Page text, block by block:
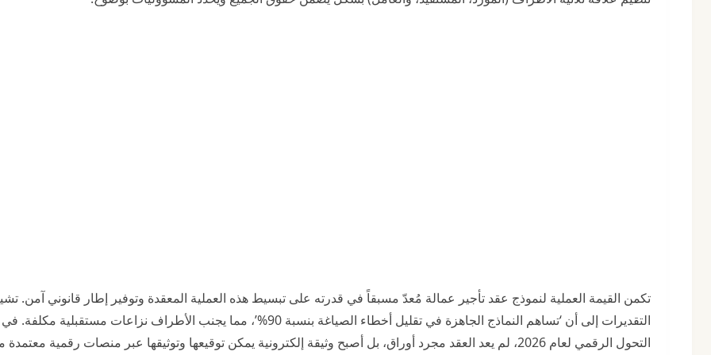
تكمن القيمة العملية لنموذج عقد تأجير عمالة مُعدّ مسبقاً في قدرته على تبسيط هذه العملية المعقدة وتوفير إطار قانوني آمن.
التقديرات إلى أن ‘تساهم النماذج الجاهزة في تقليل أخطاء الصياغة بنسبة 90%’، مما يجنب الأطراف نزاعات مستقبلية
التحول الرقمي لعام 2026، لم يعد العقد مجرد أوراق، بل أصبح وثيقة إلكترونية يمكن توقيعها وتوثيقها عبر منصات رقمية معتمدة مثل